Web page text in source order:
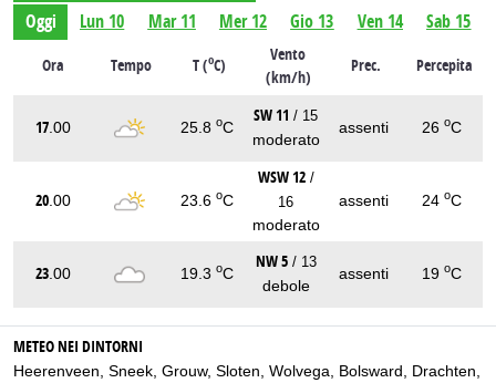
Oggi
Lun 10 Mar 11 Mer 12 Gio 13 Ven 14 Sab 15
Ora Tempo T (oC)
Vento
(km/h)
Prec. Percepita
17 .00 25.8 oC
SW 11 / 15
moderato
assenti 26 oC
20 .00 23.6 oC
WSW 12 /
16
moderato
assenti 24 oC
23 .00 19.3 oC
NW 5 / 13
debole
assenti 19 oC
METEO NEI DINTORNI
Heerenveen Sneek Grouw, Sloten Wolvega Bolsward Drachten